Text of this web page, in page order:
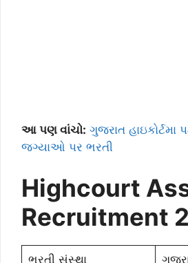
આ પણ વાંચો: ગુજરાત હાઇકોર્ટમા
જગ્યાઓ પર ભરતી
Highcourt
Recruitment
ભરતી સંસ્થા